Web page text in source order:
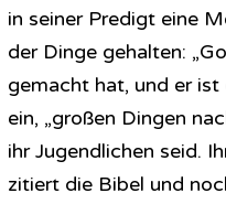
in seiner Predigt eine
der Dinge gehalten:
gemacht hat, und er
ein, „großen Dingen
ihr Jugendlichen seid.
zitiert die Bibel und